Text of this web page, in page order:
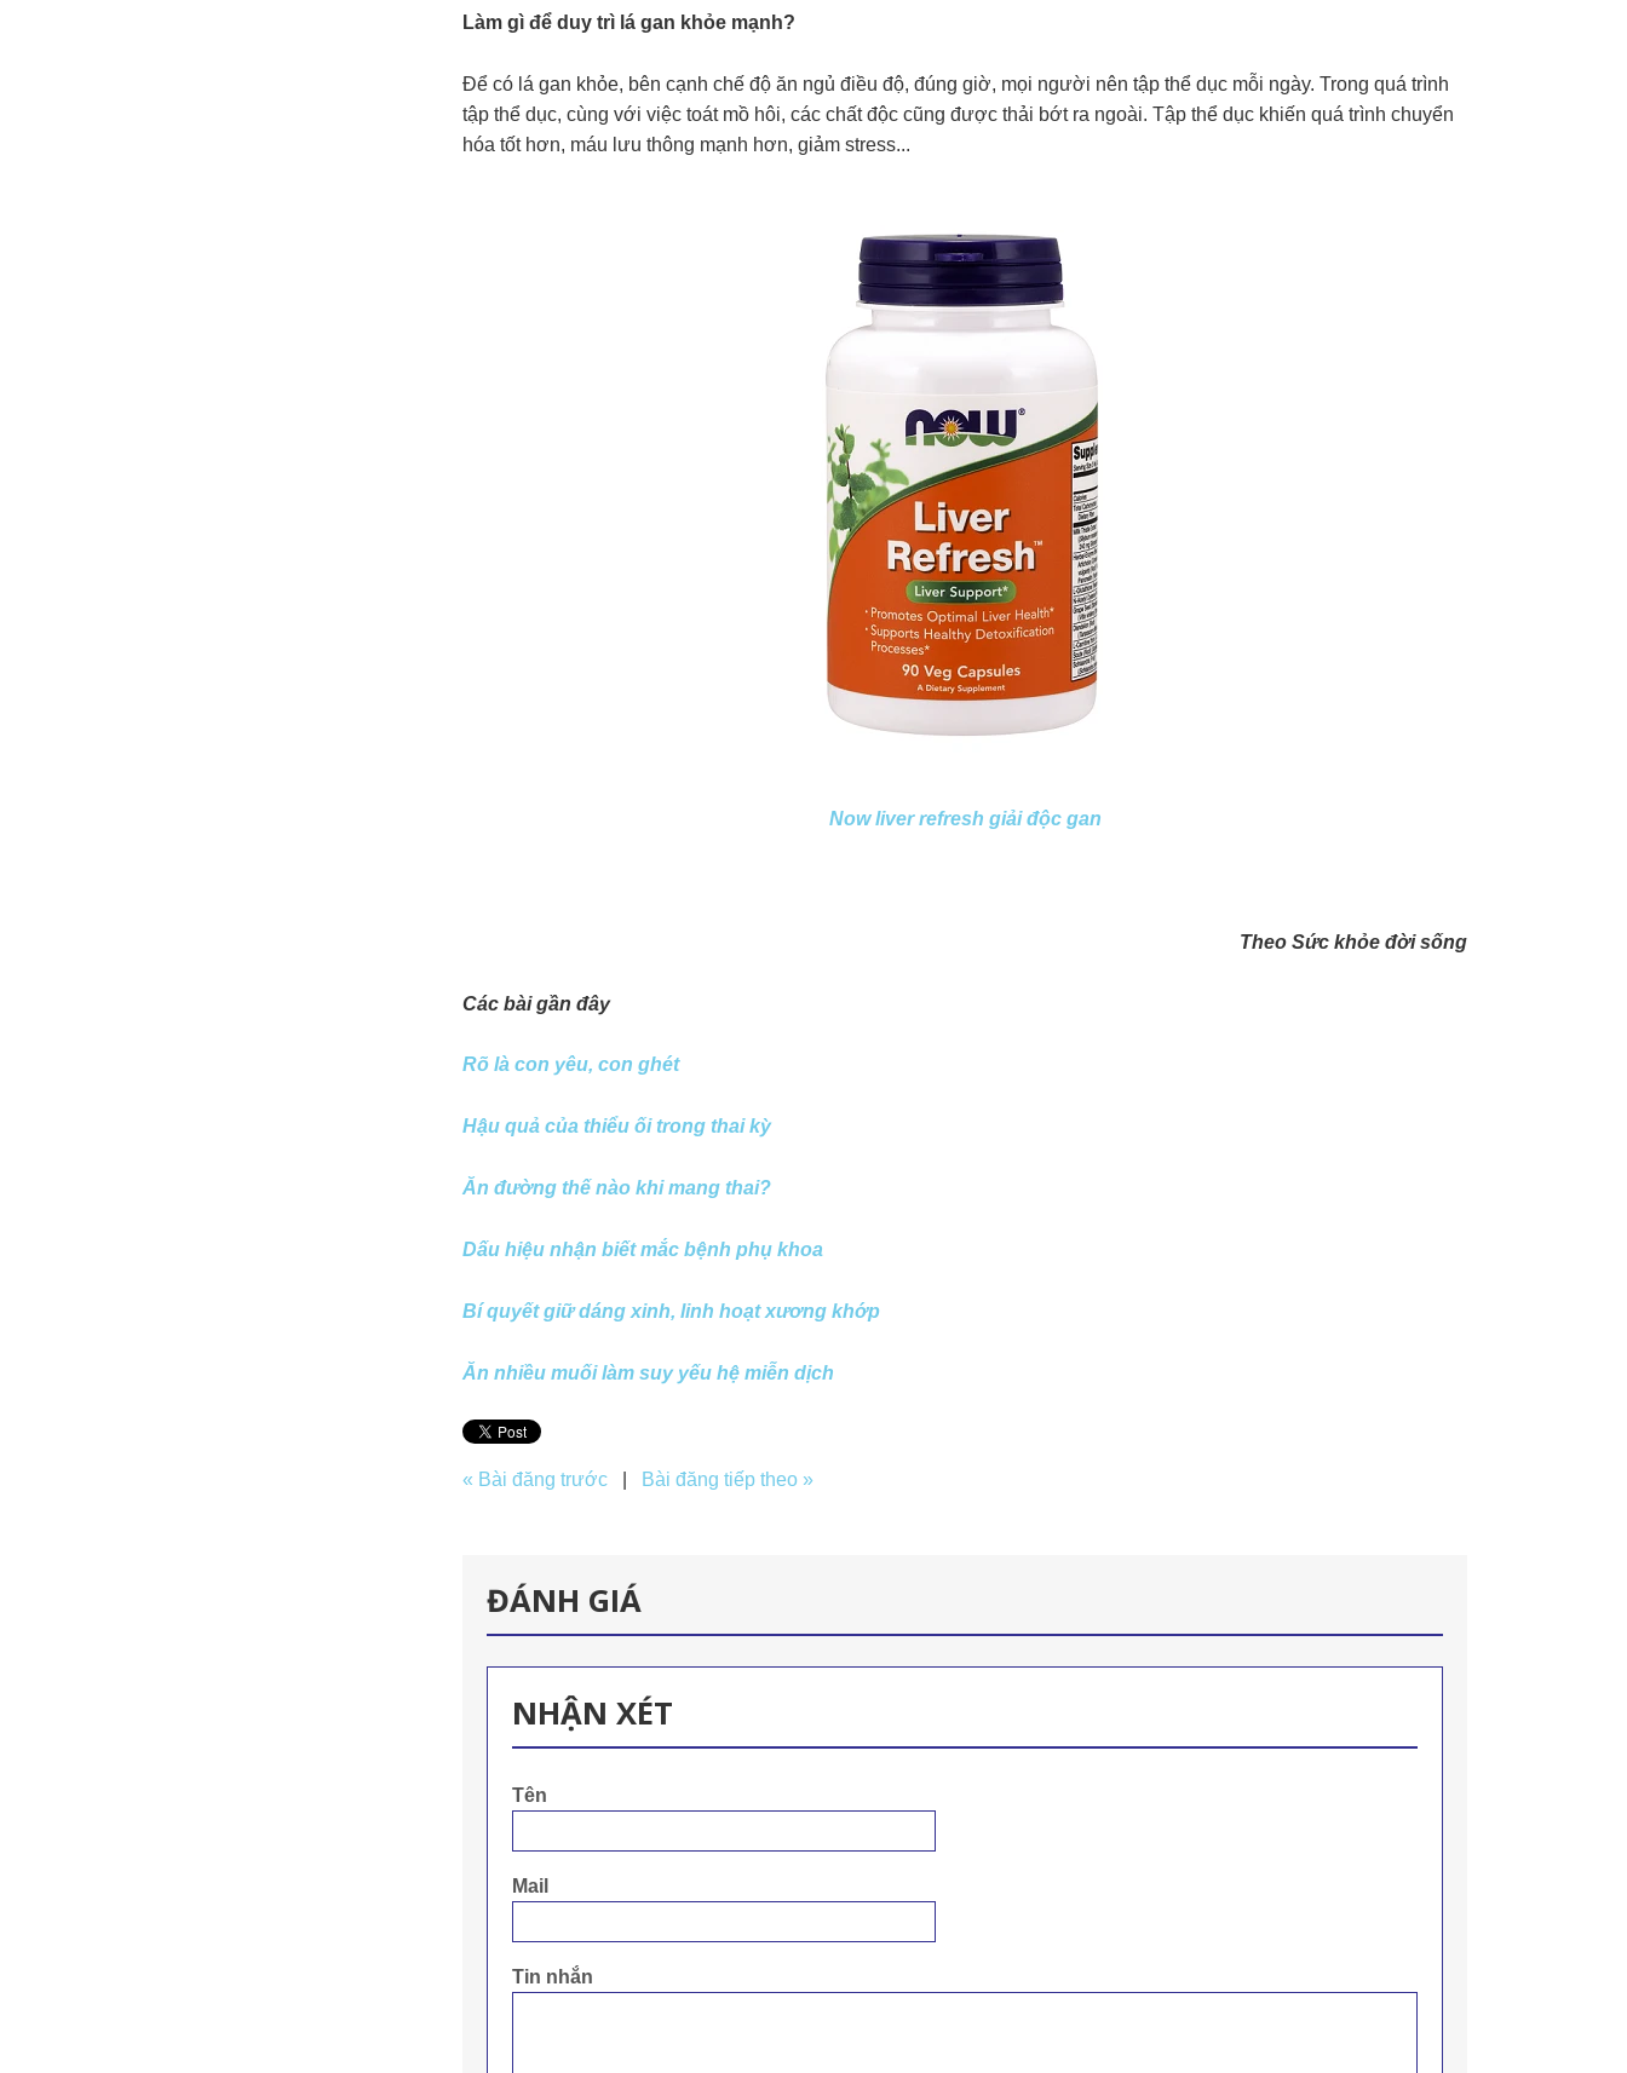
Làm gì để duy trì lá gan khỏe mạnh?
Để có lá gan khỏe, bên cạnh chế độ ăn ngủ điều độ, đúng giờ, mọi người nên tập thể dục mỗi ngày. Trong quá trình
tập thể dục, cùng với việc toát mồ hôi, các chất độc cũng được thải bớt ra ngoài. Tập thể dục khiến quá trình chuyển
hóa tốt hơn, máu lưu thông mạnh hơn, giảm stress...
Now liver refresh giải độc gan
Theo Sức khỏe đời sống
Các bài gần đây
Rõ là con yêu, con ghét
Hậu quả của thiểu ối trong thai kỳ
Ăn đường thế nào khi mang thai?
Dấu hiệu nhận biết mắc bệnh phụ khoa
Bí quyết giữ dáng xinh, linh hoạt xương khớp
Ăn nhiều muối làm suy yếu hệ miễn dịch
« Bài đăng trước Bài đăng tiếp theo »
ĐÁNH GIÁ
NHẬN XÉT
Tên
Mail
Tin nhắn